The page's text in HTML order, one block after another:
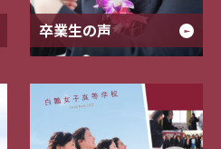
卒業生の声